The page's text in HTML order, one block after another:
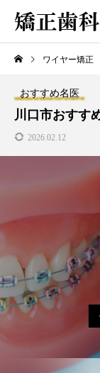
TOP ワイヤー矯
新着記事
ワイヤー矯正
テスト用_東京都お
正歯科の名医28人
2026.06.12
ワイヤー矯正
おすすめ名医
川口市おすす
2026.02.12